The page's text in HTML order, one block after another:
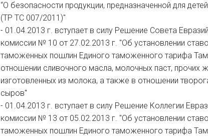
“О безопасности продукции, предназначенной для
(ТР ТС 007/2011)"
- 01.04.2013 г. вступает в силу Решение Совета
комиссии № 10 от 27.02.2013 г. "Об установлении
таможенных пошлин Единого таможенного тарифа
отношении сливочного масла, молочных паст, прочих
изготовленных из молока, а также в отношении
сыров"
- 01.04.2013 г. вступает в силу Решение Коллегии
комиссии № 13 от 05.02.2013 г. "Об установлении
таможенных пошлин Единого таможенного тарифа